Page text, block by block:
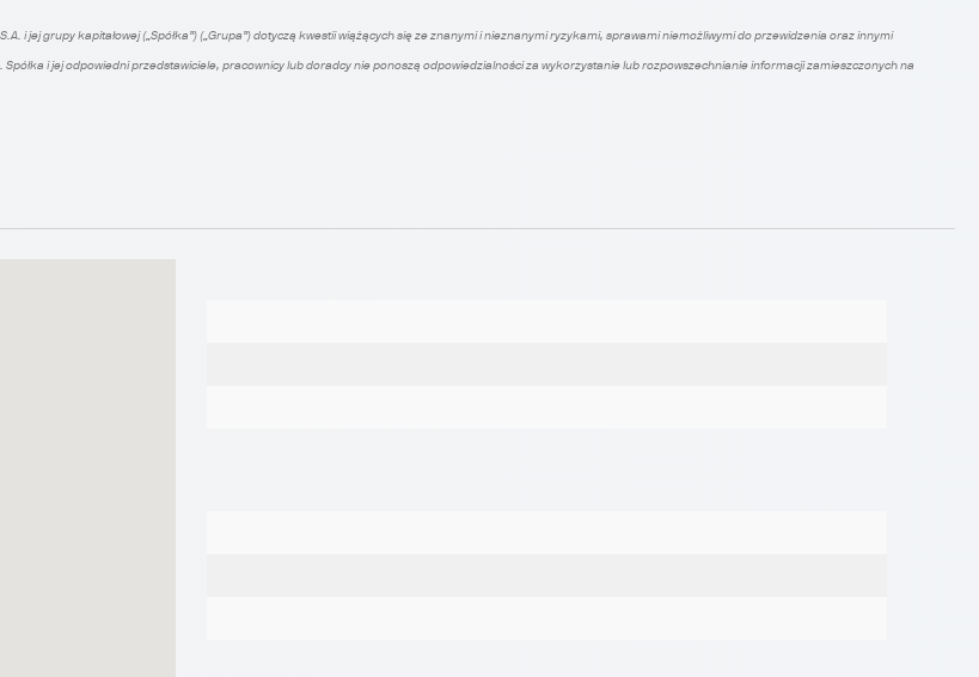
i jej grupy kapitałowej („Spółka”) („Grupa”) dotyczą kwestii wiążących się ze znanymi i nieznanymi ryzykami, sprawami niemożliwymi do przewidzenia oraz innymi
i jej odpowiedni przedstawiciele, pracownicy lub doradcy nie ponoszą odpowiedzialności za wykorzystanie lub rozpowszechnianie informacji zamieszczonych na